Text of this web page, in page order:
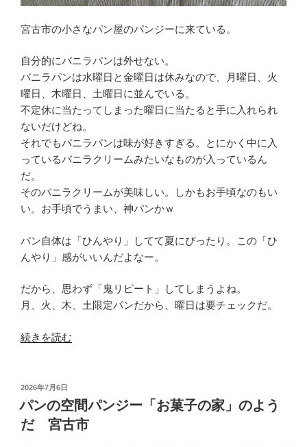
宮古市の小さなパン屋のパンジーに来ている。
自分的にバニラパンは外せない。
バニラパンは水曜日と金曜日は休みなので、月曜日、火
曜日、木曜日、土曜日に並んでいる。
不定休に当たってしまった曜日に当たると手に入れられ
ないだけどね。
それでもバニラパンは味が好きすぎる。とにかく中に入
っているバニラクリームみたいなものが入っているん
だ。
そのバニラクリームが美味しい。しかもお手頃なのもい
い。お手頃でうまい、神パンかｗ
パン自体は「ひんやり」してて夏にぴったり。この「ひ
んやり」感がいいんだよなー。
だから、思わず「鬼リピート」してしまうよね。
月、火、木、土限定パンだから、曜日は要チェックだ。
“思
「鬼
リ
ピ
続きを読む
投
日:
2026年7月6日
パンの空間パンジー「お菓子の家」のよう
だ 宮古市